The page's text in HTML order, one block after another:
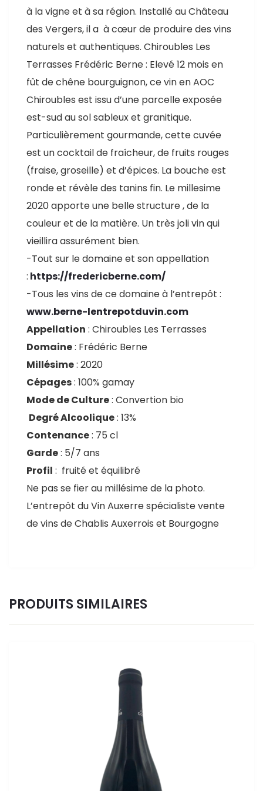
à la vigne et à sa région. Installé au Château
des Vergers, il a à cœur de produire des vins
naturels et authentiques. Chiroubles Les
Terrasses Frédéric Berne : Elevé 12 mois en
fût de chêne bourguignon, ce vin en AOC
Chiroubles est issu d’une parcelle exposée
est-sud au sol sableux et granitique.
Particulièrement gourmande, cette cuvée
est un cocktail de fraîcheur, de fruits rouges
(fraise, groseille) et d’épices. La bouche est
ronde et révèle des tanins fin. Le millesime
2020 apporte une belle structure , de la
couleur et de la matière. Un très joli vin qui
vieillira assurément bien.
-Tout sur le domaine et son appellation
: https://fredericberne.com/
-Tous les vins de ce domaine à l’entrepôt :
www.berne-lentrepotduvin.com
Appellation : Chiroubles Les Terrasses
Domaine: Frédéric Berne
Millésime: 2020
Cépages: 100% gamay
Mode de Culture: Convertion bio
Degré Alcoolique: 13%
Contenance: 75 cl
Garde: 5/7 ans
Profil : fruité et équilibré
Ne pas se fier au millésime de la photo.
L’entrepôt du Vin Auxerre spécialiste vente
de vins de Chablis Auxerrois et Bourgogne
PRODUITS SIMILAIRES